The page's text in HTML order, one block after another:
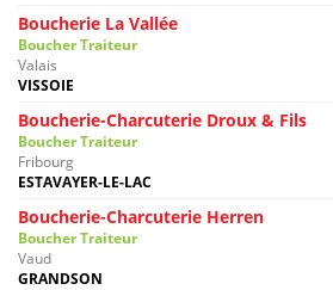
Boucherie La Vallée
Boucher Traiteur
Valais
VISSOIE
Boucherie-Charcuterie Droux & Fils
Boucher Traiteur
Fribourg
ESTAVAYER-LE-LAC
Boucherie-Charcuterie Herren
Boucher Traiteur
Vaud
GRANDSON